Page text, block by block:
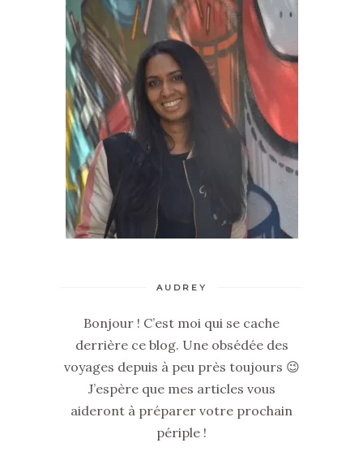
AUDREY
Bonjour ! C’est moi qui se cache
derrière ce blog. Une obsédée des
voyages depuis à peu près toujours 😉
J’espère que mes articles vous
aideront à préparer votre prochain
périple !